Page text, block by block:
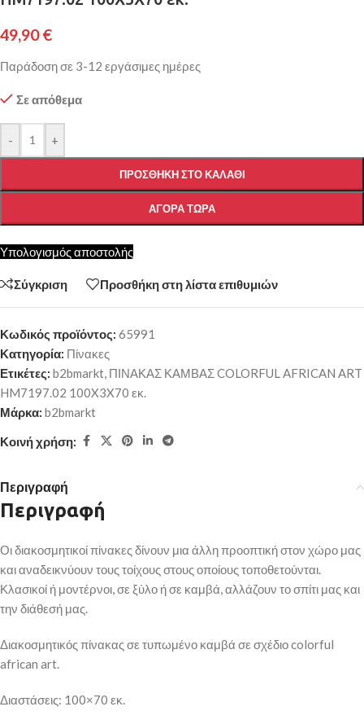
49,90€
Παράδοση σε 3-12 εργάσιμες ημέρες
Σε απόθεμα
- +
ΠΡΟΣΘΉΚΗ ΣΤΟ ΚΑΛΆΘΙ
ΑΓΟΡΆ ΤΏΡΑ
Υπολογισμός αποστολής
Σύγκριση Προσθήκη στη λίστα επιθυμιών
Κωδικός προϊόντος: 65991
Κατηγορία: Πίνακες
Ετικέτες: b2bmarkt, ΠΙΝΑΚΑΣ ΚΑΜΒΑΣ COLORFUL AFRICAN ART
HM7197.02 100X3X70 εκ.
Μάρκα: b2bmarkt
Κοινή χρήση:
Περιγραφή
Περιγραφή
Οι διακοσμητικοί πίνακες δίνουν μια άλλη προοπτική στον χώρο μας
και αναδεικνύουν τους τοίχους στους οποίους τοποθετούνται.
Κλασικοί ή μοντέρνοι, σε ξύλο ή σε καμβά, αλλάζουν το σπίτι μας και
την διάθεσή μας.
Διακοσμητικός πίνακας σε τυπωμένο καμβά σε σχέδιο colorful
african art.
Διαστάσεις: 100×70 εκ.